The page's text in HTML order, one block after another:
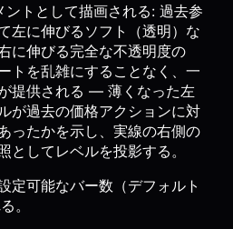
トとして描画される: 過去参
左に伸びるソフト（透明）な
に伸びる完全な不透明度の
トを乱雑にすることなく、一
提供される — 薄くなった左
が過去の価格アクションに対
ったかを示し、実線の右側の
としてレベルを投影する。
定可能なバー数（デフォルト
。